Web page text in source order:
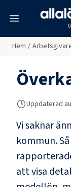
Hem /
Uppdaterad
Vi saknar
kommun.
att visa